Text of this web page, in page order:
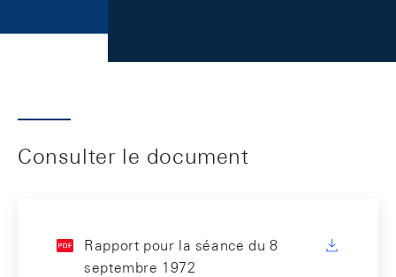
Consulter le document
Rapport pour la séance du 8
septembre 1972